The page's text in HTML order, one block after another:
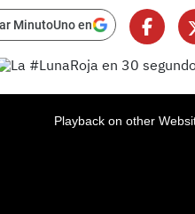
MinutoUno en